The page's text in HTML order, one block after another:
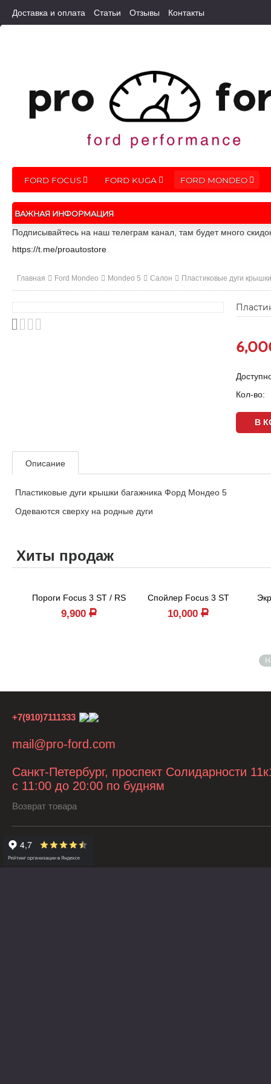
Доставка и оплата Статьи Отзывы Контакты
FORD FOCUS FORD KUGA FORD MONDEO
ВАЖНАЯ ИНФОРМАЦИЯ
Подписывайтесь на наш телеграм канал, там будет много
https://t.me/proautostore
Главная Ford Mondeo Mondeo 5 Салон Пластиковые дуги
Кол-во:
Описание
Пластиковые дуги крышки багажника Форд Мондео 5
Одеваются сверху на родные дуги
Хиты продаж
Пороги Focus 3 ST / RS
9,900 Р
Спойлер Focus 3 ST
10,000 Р
+7(910)7111333
mail@pro-ford.com
Санкт-Петербург, проспект Солидарности
с 11:00 до 20:00 по будням
Возврат товара